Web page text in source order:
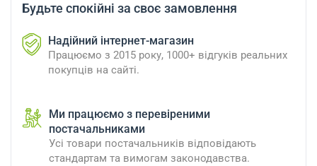
Будьте спокійні за своє замовлення
Надійний інтернет-магазин
Працюємо з 2015 року, 1000+ відгуків реальних
покупців на сайті.
Ми працюємо з перевіреними
постачальниками
Усі товари постачальників відповідають
стандартам та вимогам законодавства.